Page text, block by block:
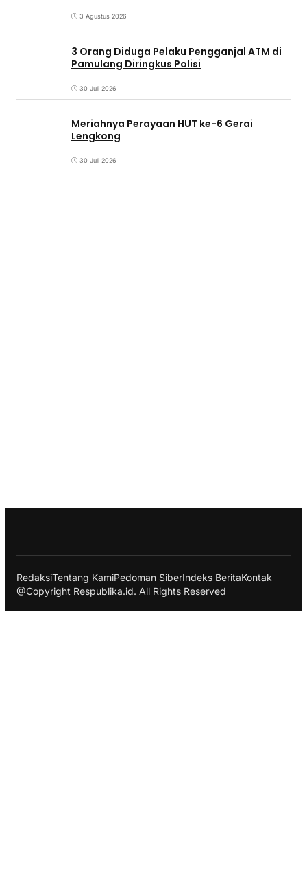
3 Agustus 2026
3 Orang Diduga Pelaku Pengganjal ATM di
Pamulang Diringkus Polisi
30 Juli 2026
Meriahnya Perayaan HUT ke-6 Gerai
Lengkong
30 Juli 2026
RedaksiTentang KamiPedoman SiberIndeks BeritaKontak
@Copyright Respublika.id. All Rights Reserved